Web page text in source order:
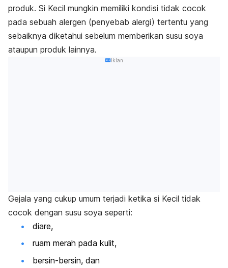
produk. Si Kecil mungkin memiliki kondisi tidak cocok
pada sebuah alergen (penyebab alergi) tertentu yang
sebaiknya diketahui sebelum memberikan susu soya
ataupun produk lainnya.
Iklan
Gejala yang cukup umum terjadi ketika si Kecil tidak
cocok dengan susu soya seperti:
diare,
ruam merah pada kulit,
bersin-bersin, dan